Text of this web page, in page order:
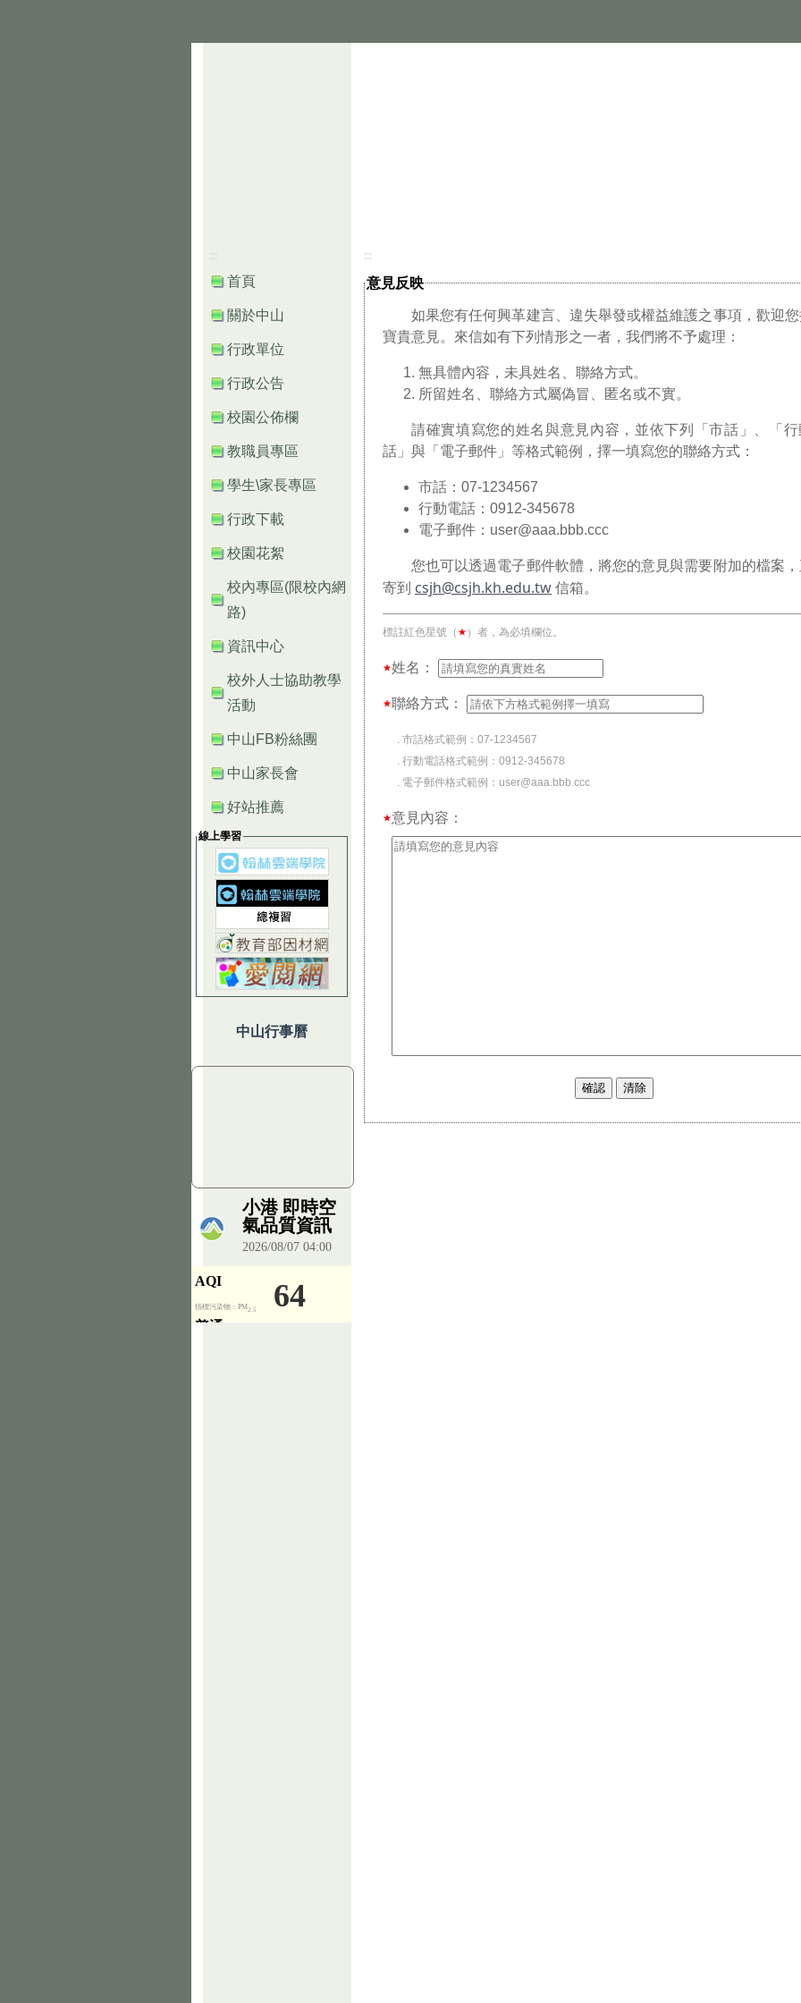
:::
首頁
關於中山
行政單位
行政公告
校園公佈欄
教職員專區
學生\家長專區
行政下載
校園花絮
校內專區(限校內網
路)
資訊中心
校外人士協助教學
活動
中山FB粉絲團
中山家長會
好站推薦
線上學習
中山行事曆
:::
意見反映
如果您有任何興革建言、違失舉發或權益維護之事項，歡迎
寶貴意見。來信如有下列情形之一者，我們將不予處理：
無具體內容，未具姓名、聯絡方式。
所留姓名、聯絡方式屬偽冒、匿名或不實。
請確實填寫您的姓名與意見內容，並依下列「市話」、「行
話」與「電子郵件」等格式範例，擇一填寫您的聯絡方式：
市話：07-1234567
行動電話：0912-345678
電子郵件：user@aaa.bbb.ccc
您也可以透過電子郵件軟體，將您的意見與需要附加的檔案
寄到 csjh@csjh.kh.edu.tw 信箱。
標註紅色星號（ ★ ）者，為必填欄位。
★姓名： 必填欄位
★聯絡方式： 必填欄位
. 市話格式範例：07-1234567
. 行動電話格式範例：0912-345678
. 電子郵件格式範例：user@aaa.bbb.ccc
★意見內容：